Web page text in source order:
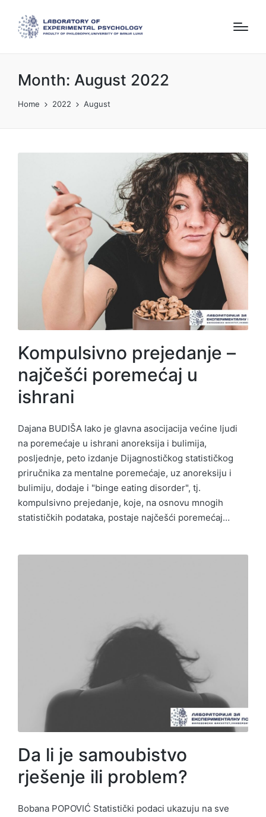
Month: August 2022
Home 2022 August
Kompulsivno prejedanje –
najčešći poremećaj u
ishrani
Dajana BUDIŠA Iako je glavna asocijacija većine ljudi
na poremećaje u ishrani anoreksija i bulimija,
posljednje, peto izdanje Dijagnostičkog statističkog
priručnika za mentalne poremećaje, uz anoreksiju i
bulimiju, dodaje i "binge eating disorder", tj.
kompulsivno prejedanje, koje, na osnovu mnogih
statističkih podataka, postaje najčešći poremećaj…
Da li je samoubistvo
rješenje ili problem?
Bobana POPOVIĆ Statistički podaci ukazuju na sve